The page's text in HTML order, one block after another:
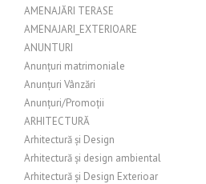
AMENAJĂRI TERASE
AMENAJARI_EXTERIOARE
ANUNTURI
Anunțuri matrimoniale
Anunțuri Vânzări
Anunțuri/Promoții
ARHITECTURĂ
Arhitectură și Design
Arhitectură și design ambiental
Arhitectură și Design Exterioar